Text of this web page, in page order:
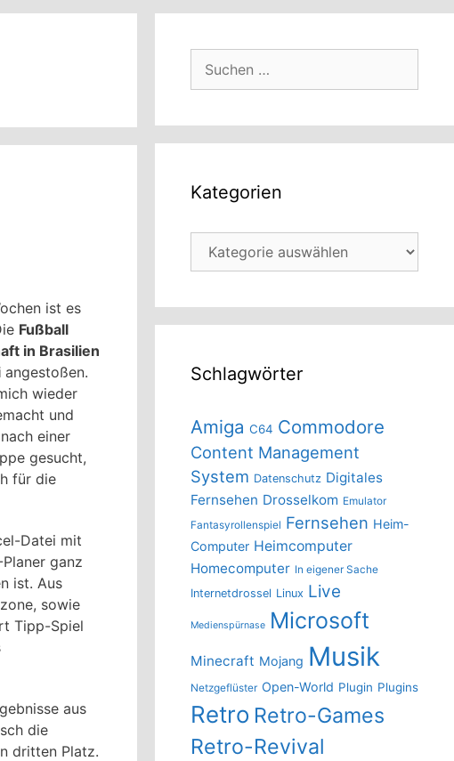
ist es
Fußball
in Brasilien
angestoßen.
wieder
und
einer
gesucht,
für die
Datei mit
ganz
ist. Aus
sowie
Tipp-Spiel
aus
die
dritten Platz.
Kategorien
Kategorien
Schlagwörter
Amiga C64 Commodore
Content Management
System Datenschutz Digitales
Fernsehen Drosselkom Emulator
Fantasyrollenspiel Fernsehen Heim-
Computer Heimcomputer
Homecomputer In eigener Sache
Internetdrossel Linux Live
Medienspürnase Microsoft
Minecraft Mojang Musik
Netzgeflüster Open-World Plugin Plugins
Retro Retro-Games
Retro-Revival